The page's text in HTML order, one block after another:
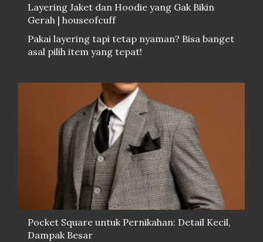
Layering Jaket dan Hoodie yang Gak Bikin
Gerah | houseofcuff
Pakai layering tapi tetap nyaman? Bisa banget
asal pilih item yang tepat!
Pocket Square untuk Pernikahan: Detail Kecil,
Dampak Besar